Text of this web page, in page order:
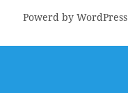
Powerd by WordPress